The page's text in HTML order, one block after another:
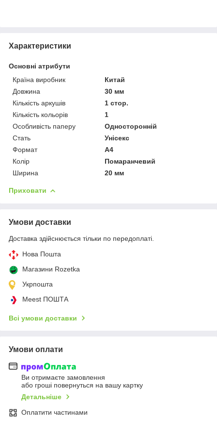
Характеристики
Основні атрибути
Країна виробник
Китай
Довжина
30 мм
Кількість аркушів
1 стор.
Кількість кольорів
1
Особливість паперу
Односторонній
Стать
Унісекс
Формат
A4
Колір
Помаранчевий
Ширина
20 мм
Приховати
Умови доставки
Доставка здійснюється тільки по передоплаті.
Нова Пошта
Магазини Rozetka
Укрпошта
Meest ПОШТА
Всі умови доставки
Умови оплати
Ви отримаєте замовлення
або гроші повернуться на вашу картку
Детальніше
Оплатити частинами